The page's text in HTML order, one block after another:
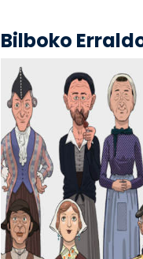
Bilboko